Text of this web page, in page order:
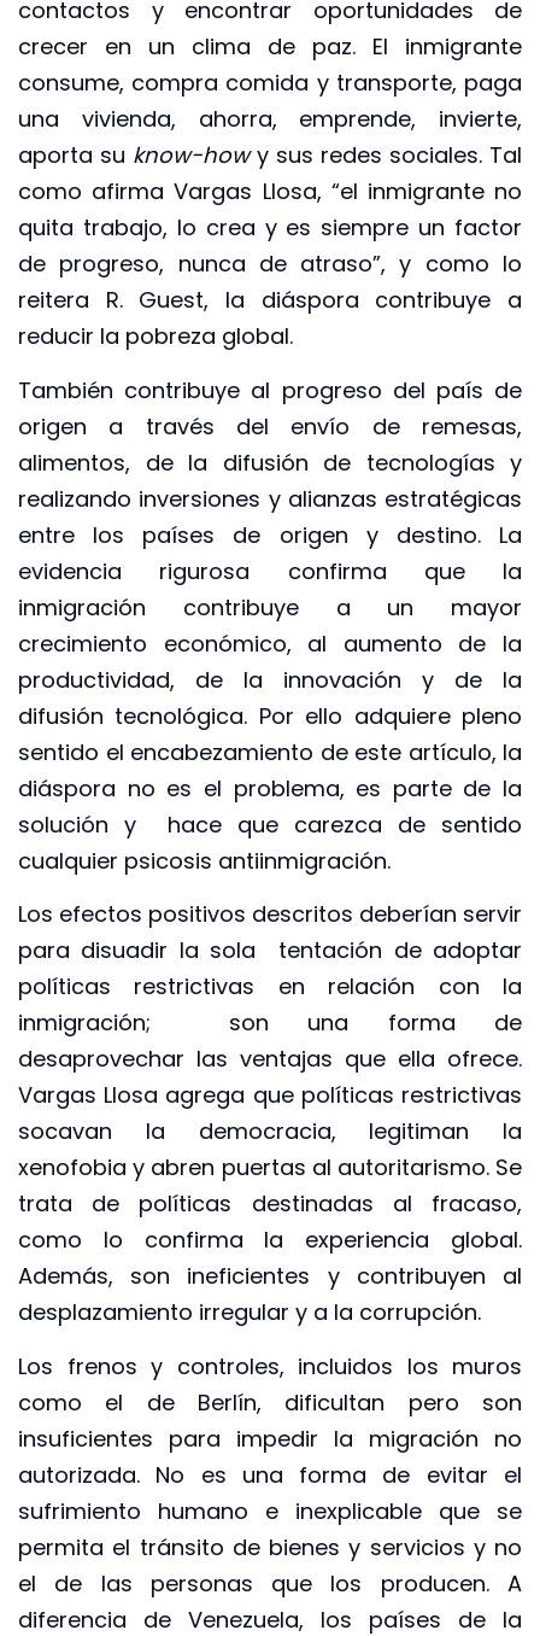
contactos y encontrar oportunidades de
crecer en un clima de paz. El inmigrante
consume, compra comida y transporte, paga
una vivienda, ahorra, emprende, invierte,
aporta su know-howy sus redes sociales. Tal
como afirma Vargas Llosa, “el inmigrante no
quita trabajo, lo crea y es siempre un factor
de progreso, nunca de atraso”, y como lo
reitera R. Guest, la diáspora contribuye a
reducir la pobreza global.
También contribuye al progreso del país de
origen a través del envío de remesas,
alimentos, de la difusión de tecnologías y
realizando inversiones y alianzas estratégicas
entre los países de origen y destino. La
evidencia rigurosa confirma que la
inmigración contribuye a un mayor
crecimiento económico, al aumento de la
productividad, de la innovación y de la
difusión tecnológica. Por ello adquiere pleno
sentido el encabezamiento de este artículo, la
diáspora no es el problema, es parte de la
solución y hace que carezca de sentido
cualquier psicosis antiinmigración.
Los efectos positivos descritos deberían servir
para disuadir la sola tentación de adoptar
políticas restrictivas en relación con la
inmigración; son una forma de
desaprovechar las ventajas que ella ofrece.
Vargas Llosa agrega que políticas restrictivas
socavan la democracia, legitiman la
xenofobia y abren puertas al autoritarismo. Se
trata de políticas destinadas al fracaso,
como lo confirma la experiencia global.
Además, son ineficientes y contribuyen al
desplazamiento irregular y a la corrupción.
Los frenos y controles, incluidos los muros
como el de Berlín, dificultan pero son
insuficientes para impedir la migración no
autorizada. No es una forma de evitar el
sufrimiento humano e inexplicable que se
permita el tránsito de bienes y servicios y no
el de las personas que los producen. A
diferencia de Venezuela, los países de la